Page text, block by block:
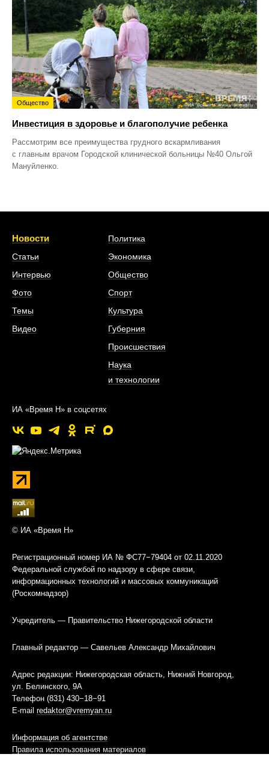
Общество
Инвестиция в здоровье и благополучие ребенка
Рассмотрим все преимущества грудного вскармливания
с главным врачом Городской клинической больницы №40 Ольгой
Мануйленко.
Новости
Статьи
Интервью
Фото
Темы
Видео
Политика
Экономика
Общество
Спорт
Культура
Губерния
Происшествия
Наука
и технологии
ИА «Время Н» в соцсетях
© ИА «Время Н»
Регистрационный номер ИА № ФС77−79404 от 02.11.2020
Федеральной службой по надзору в сфере связи,
информационных технологий и массовых коммуникаций
(Роскомнадзор)
Учредитель — Правительство Нижегородской области
Главный редактор — Савельев Александр Михайлович
Адрес редакции: Нижегородская область, Нижний Новгород,
ул. Белинского, 9А
Телефон (831) 430−18−91
E-mail redaktor@vremyan.ru
Информация об агентстве
Правила использования материалов